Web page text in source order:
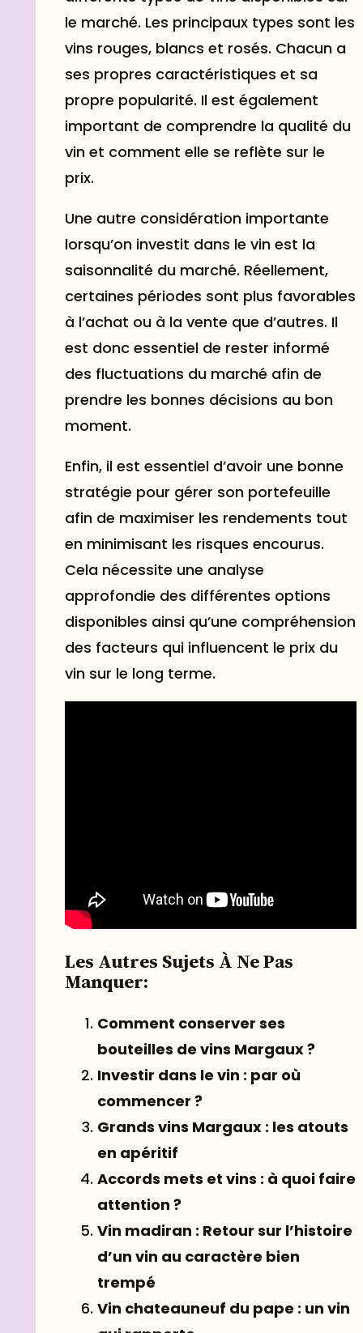
le marché. Les principaux types sont les
vins rouges, blancs et rosés. Chacun a
ses propres caractéristiques et sa
propre popularité. Il est également
important de comprendre la qualité du
vin et comment elle se reflète sur le
prix.
Une autre considération importante
lorsqu’on investit dans le vin est la
saisonnalité du marché. Réellement,
certaines périodes sont plus favorables
à l’achat ou à la vente que d’autres. Il
est donc essentiel de rester informé
des fluctuations du marché afin de
prendre les bonnes décisions au bon
moment.
Enfin, il est essentiel d’avoir une bonne
stratégie pour gérer son portefeuille
afin de maximiser les rendements tout
en minimisant les risques encourus.
Cela nécessite une analyse
approfondie des différentes options
disponibles ainsi qu’une compréhension
des facteurs qui influencent le prix du
vin sur le long terme.
Les Autres Sujets À Ne Pas
Manquer:
Comment conserver ses
bouteilles de vins Margaux ?
Investir dans le vin : par où
commencer ?
Grands vins Margaux : les atouts
en apéritif
Accords mets et vins : à quoi faire
attention ?
Vin madiran : Retour sur l’histoire
d’un vin au caractère bien
trempé
Vin chateauneuf du pape : un vin